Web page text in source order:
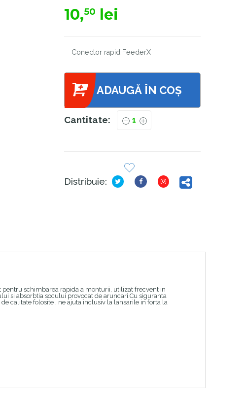
10,50 lei
Conector rapid FeederX
ADAUGĂ ÎN COȘ
Cantitate:
Distribuie:
schimbarea rapida a monturii, utilizat frecvent in
si absorbtia socului provocat de aruncari.Cu siguranta
calitate folosite , ne ajuta inclusiv la lansarile in forta la